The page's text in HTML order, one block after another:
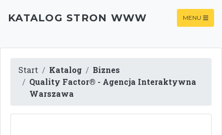
KATALOG STRON WWW MENU
Start Katalog
Biznes
Quality Factor® - Agencja Interaktywna
Warszawa